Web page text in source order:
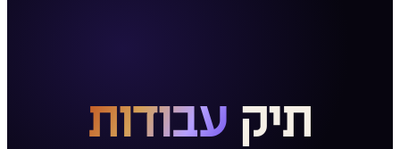
תיק עבודות